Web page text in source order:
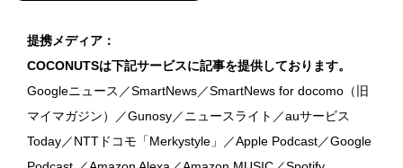
提携メディア：
COCONUTSは下記サービスに記事を提供しております。
Googleニュース／SmartNews／SmartNews for docomo（旧
マイマガジン）／Gunosy／ニュースライト／auサービス
Today／NTTドコモ「Merkystyle」／Apple Podcast／Google